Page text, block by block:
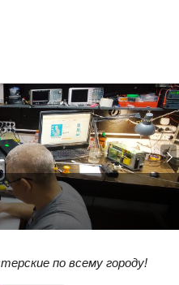
по всему городу!